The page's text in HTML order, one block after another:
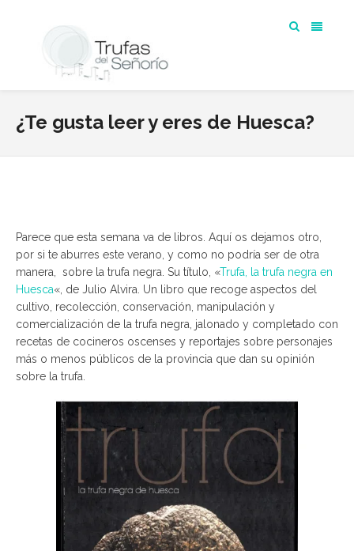
¿Te gusta leer y eres de Huesca?
Parece que esta semana va de libros. Aquí os dejamos otro,
por si te aburres este verano, y como no podría ser de otra
manera, sobre la trufa negra. Su título, «Trufa, la trufa negra en
Huesca«, de Julio Alvira. Un libro que recoge aspectos del
cultivo, recolección, conservación, manipulación y
comercialización de la trufa negra, jalonado y completado con
recetas de cocineros oscenses y reportajes sobre personajes
más o menos públicos de la provincia que dan su opinión
sobre la trufa.